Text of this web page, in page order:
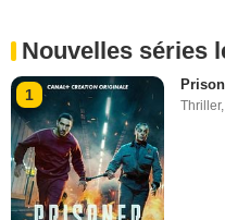
Nouvelles séries
1
Thriller